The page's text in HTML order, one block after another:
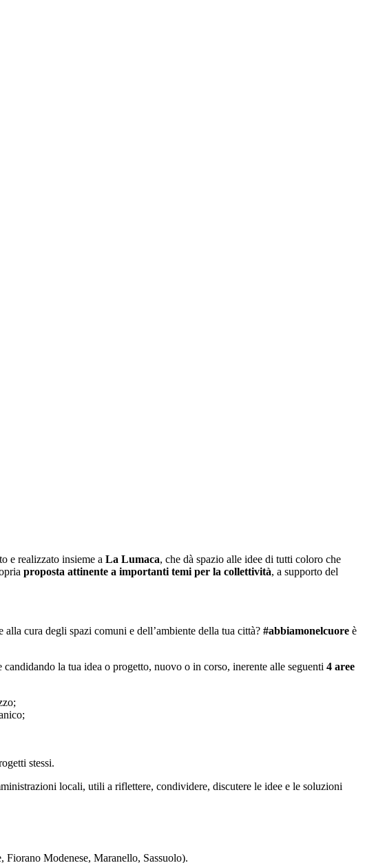
e realizzato insieme a La Lumaca, che dà spazio alle idee di tutti coloro che
proposta attinente a importanti temi per la collettività, a supporto del
cura degli spazi comuni e dell’ambiente della tua città? #abbiamonelcuore è
la tua idea o progetto, nuovo o in corso, inerente alle seguenti 4 aree
stessi.
locali, utili a riflettere, condividere, discutere le idee e le soluzioni
Modenese, Maranello, Sassuolo).